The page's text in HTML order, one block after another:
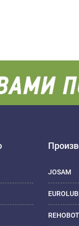
JOSAM
REHOBOT